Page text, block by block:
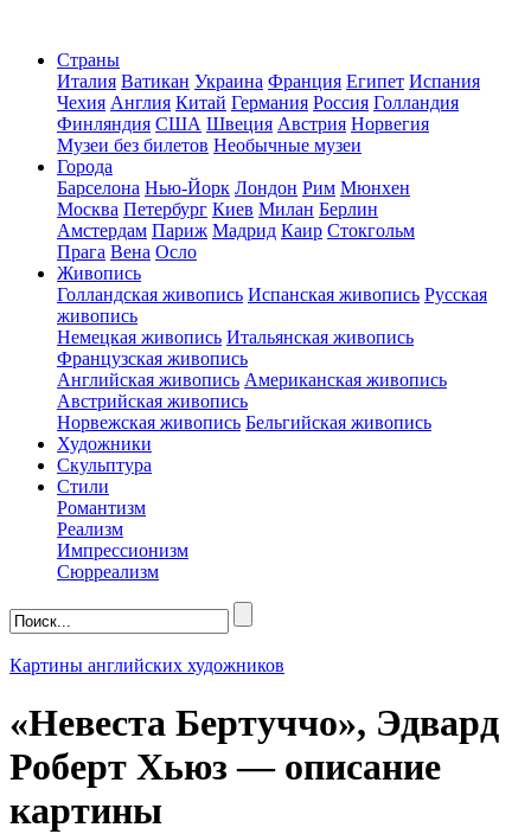
Страны
Италия Ватикан Украина Франция Египет Испания
Чехия Англия Китай Германия Россия Голландия
Финляндия США Швеция Австрия Норвегия
Музеи без билетов Необычные музеи
Города
Барселона Нью-Йорк Лондон Рим Мюнхен
Москва Петербург Киев Милан Берлин
Амстердам Париж Мадрид Каир Стокгольм
Прага Вена Осло
Живопись
Голландская живопись Испанская живопись Русская
живопись
Немецкая живопись Итальянская живопись
Французская живопись
Английская живопись Американская живопись
Австрийская живопись
Норвежская живопись Бельгийская живопись
Художники
Скульптура
Стили
Романтизм
Реализм
Импрессионизм
Сюрреализм
Картины английских художников
«Невеста Бертуччо», Эдвард
Роберт Хьюз — описание
картины